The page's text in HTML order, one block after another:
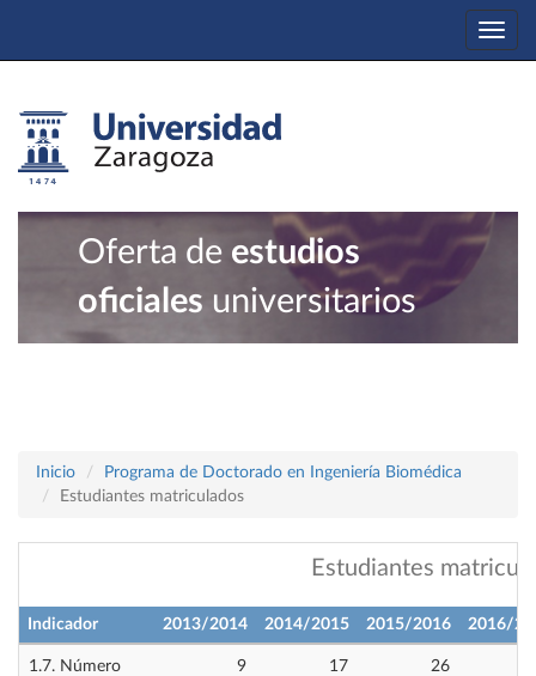
Oferta de estudios
oficiales universitarios
Inicio
Programa de Doctorado en Ingeniería Biomédica
Estudiantes matriculados
Estudiantes
Indicador 2013/2014 2014/2015 2015/2016 2016/
1.7. Número
9 17 26